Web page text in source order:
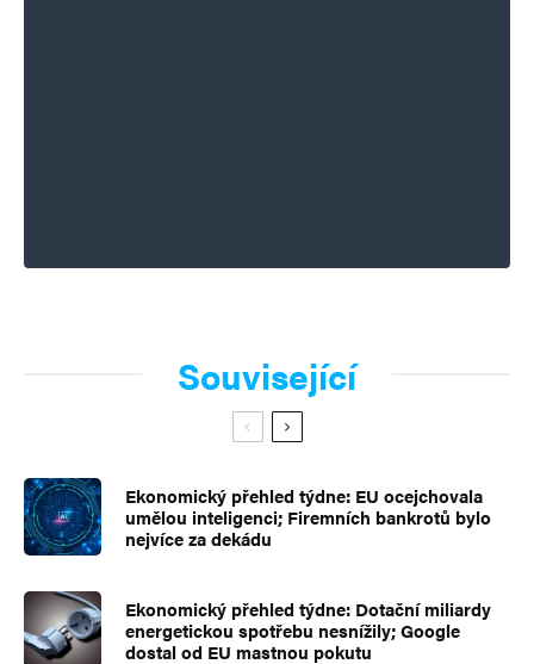
Související
Ekonomický přehled týdne: EU ocejchovala
umělou inteligenci; Firemních bankrotů bylo
nejvíce za dekádu
Ekonomický přehled týdne: Dotační miliardy
energetickou spotřebu nesnížily; Google
dostal od EU mastnou pokutu